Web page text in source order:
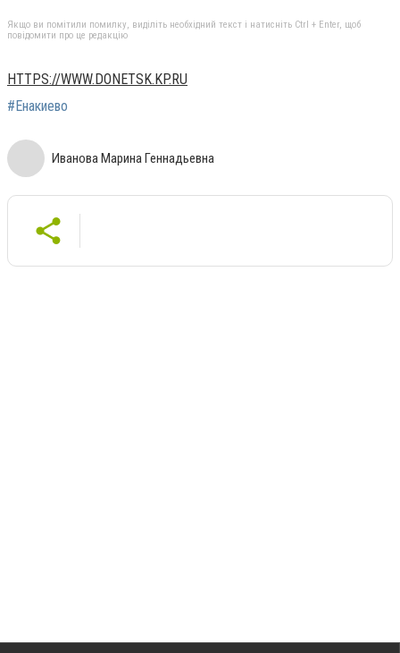
Якщо ви помітили помилку, виділіть необхідний текст і натисніть Ctrl + Enter, щоб
повідомити про це редакцію
HTTPS://WWW.DONETSK.KP.RU
#Енакиево
Иванова Марина Геннадьевна